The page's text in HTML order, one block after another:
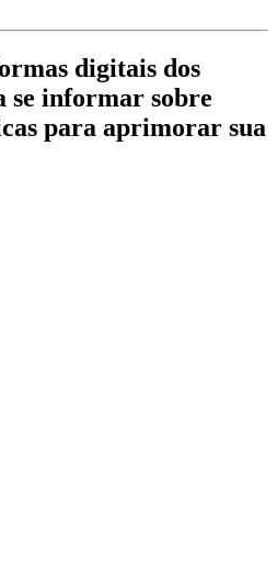
digitais dos
se informar sobre
para aprimorar sua